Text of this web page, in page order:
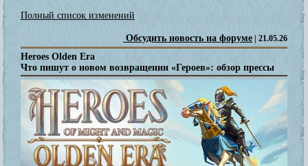
Полный список изменений
Обсудить новость на форуме | 21.05.26
Heroes Olden Era
Что пишут о новом возвращении «Героев»: обзор прессы